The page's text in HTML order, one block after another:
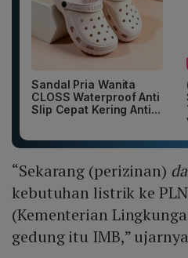
Sandal Pria Wanita
CLOSS Waterproof Anti
Slip Cepat Kering Anti...
“Sekarang (perizinan)
kebutuhan listrik ke
(Kementerian
gedung itu IMB,”